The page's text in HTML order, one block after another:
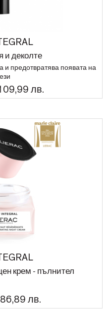
и деколте
и предотвратява появата на
лв.
крем - пълнител
лв.